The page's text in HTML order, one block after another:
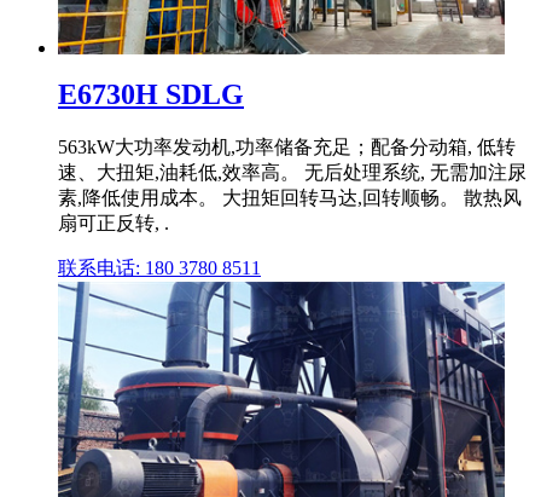
E6730H SDLG
563kW大功率发动机,功率储备充足；配备分动箱, 低转
速、大扭矩,油耗低,效率高。 无后处理系统, 无需加注尿
素,降低使用成本。 大扭矩回转马达,回转顺畅。 散热风
扇可正反转, .
联系电话: 180 3780 8511